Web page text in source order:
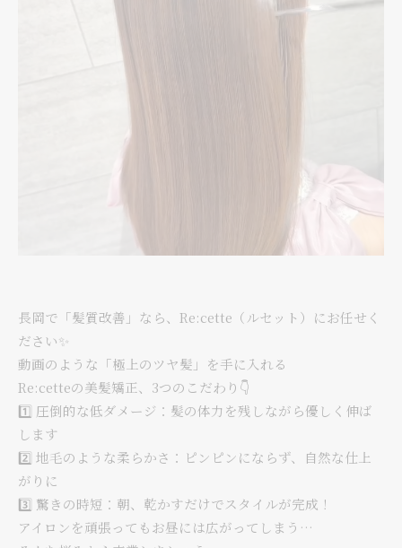
長岡で「髪質改善」なら、Re:cette（ルセット）にお任せく
ださい✨
動画のような「極上のツヤ髪」を手に入れる
Re:cetteの美髪矯正、3つのこだわり👇
1️⃣ 圧倒的な低ダメージ：髪の体力を残しながら優しく伸ば
します
2️⃣ 地毛のような柔らかさ：ピンピンにならず、自然な仕上
がりに
3️⃣ 驚きの時短：朝、乾かすだけでスタイルが完成！
アイロンを頑張ってもお昼には広がってしまう…